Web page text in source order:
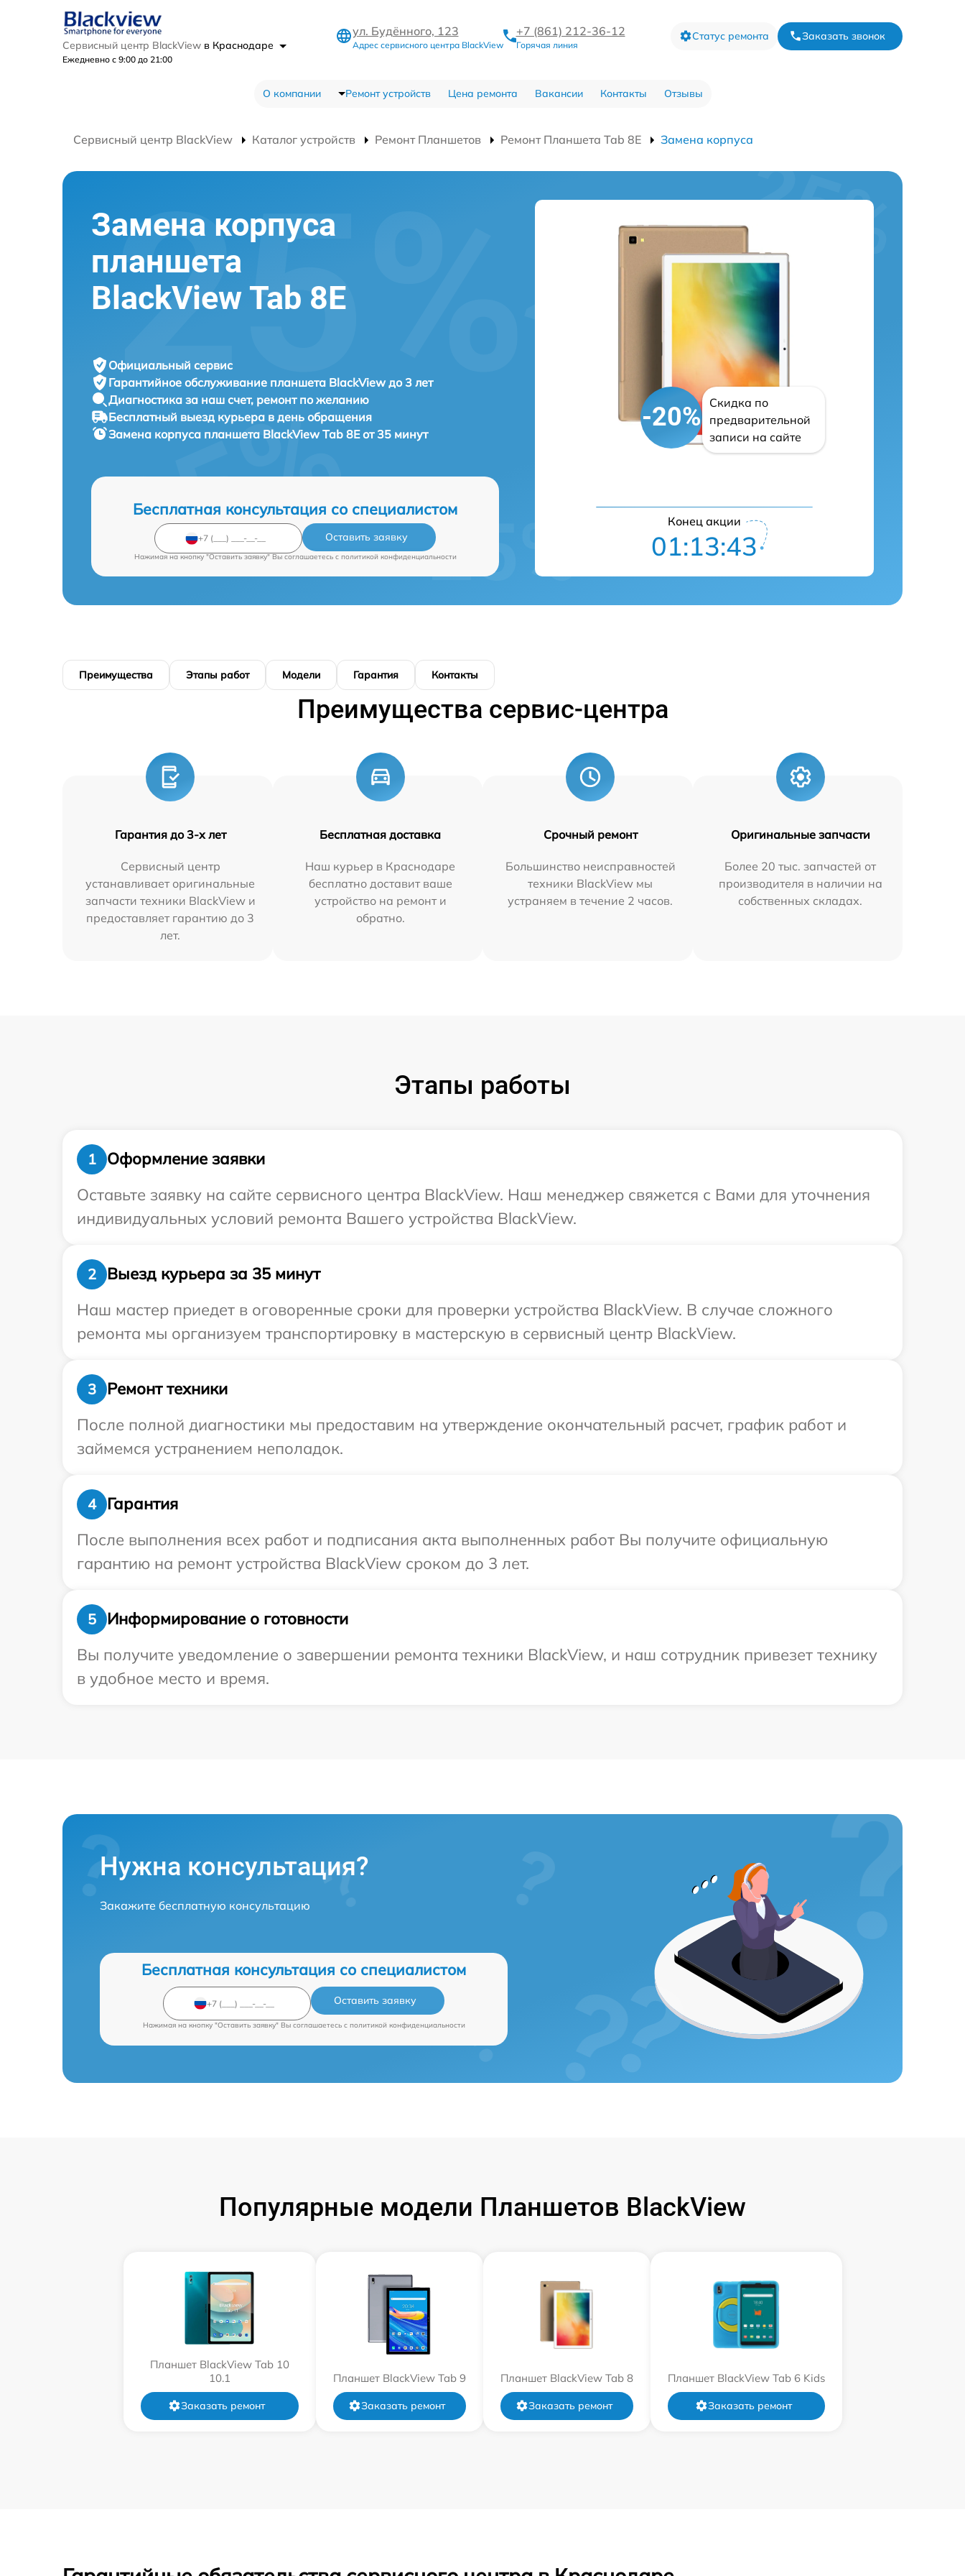
Сервисный центр BlackView в Краснодаре
Ежедневно с 9:00 до 21:00
ул. Будённого, 123
Адрес сервисного центра BlackView
+7 (861) 212-36-12
Горячая линия
Статус ремонта Заказать звонок
О компании Ремонт устройств Цена ремонта Вакансии Контакты Отзывы
Сервисный центр BlackView Каталог устройств Ремонт Планшетов Ремонт Планшета Tab 8E Замена корпуса
Замена корпуса
планшета
BlackView Tab 8E
Официальный сервис
Гарантийное обслуживание планшета BlackView до 3 лет
Диагностика за наш счет, ремонт по желанию
Бесплатный выезд курьера в день обращения
Замена корпуса планшета BlackView Tab 8E от 35 минут
Бесплатная консультация со специалистом
Оставить заявку
Нажимая на кнопку "Оставить заявку" Вы соглашаетесь c политикой конфиденциальности
-20%
Скидка по
предварительной
записи на сайте
Конец акции
01:13:42
Преимущества Этапы работ Модели Гарантия Контакты
Преимущества сервис-центра
Гарантия до 3-х лет
Сервисный центр
устанавливает оригинальные
запчасти техники BlackView и
предоставляет гарантию до 3
лет.
Бесплатная доставка
Наш курьер в Краснодаре
бесплатно доставит ваше
устройство на ремонт и
обратно.
Срочный ремонт
Большинство неисправностей
техники BlackView мы
устраняем в течение 2 часов.
Оригинальные запчасти
Более 20 тыс. запчастей от
производителя в наличии на
собственных складах.
Этапы работы
1
Оформление заявки
Оставьте заявку на сайте сервисного центра BlackView. Наш менеджер свяжется с Вами для уточнения
индивидуальных условий ремонта Вашего устройства BlackView.
2
Выезд курьера за 35 минут
Наш мастер приедет в оговоренные сроки для проверки устройства BlackView. В случае сложного
ремонта мы организуем транспортировку в мастерскую в сервисный центр BlackView.
3
Ремонт техники
После полной диагностики мы предоставим на утверждение окончательный расчет, график работ и
займемся устранением неполадок.
4
Гарантия
После выполнения всех работ и подписания акта выполненных работ Вы получите официальную
гарантию на ремонт устройства BlackView сроком до 3 лет.
5
Информирование о готовности
Вы получите уведомление о завершении ремонта техники BlackView, и наш сотрудник привезет технику
в удобное место и время.
Нужна консультация?
Закажите бесплатную консультацию
Бесплатная консультация со специалистом
Оставить заявку
Нажимая на кнопку "Оставить заявку" Вы соглашаетесь c политикой конфиденциальности
Популярные модели Планшетов BlackView
Планшет BlackView Tab 10
10.1
Заказать ремонт
Планшет BlackView Tab 9
Заказать ремонт
Планшет BlackView Tab 8
Заказать ремонт
Планшет BlackView Tab 6 Kids
Заказать ремонт